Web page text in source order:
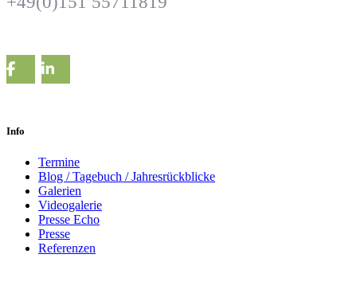
Info
Termine
Blog / Tagebuch / Jahresrückblicke
Galerien
Videogalerie
Presse Echo
Presse
Referenzen